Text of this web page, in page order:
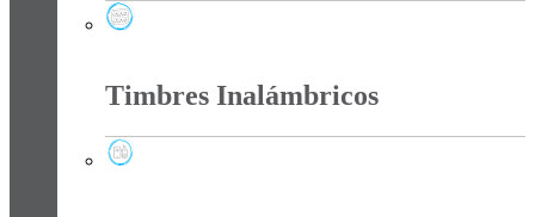
Timbres Inalámbricos